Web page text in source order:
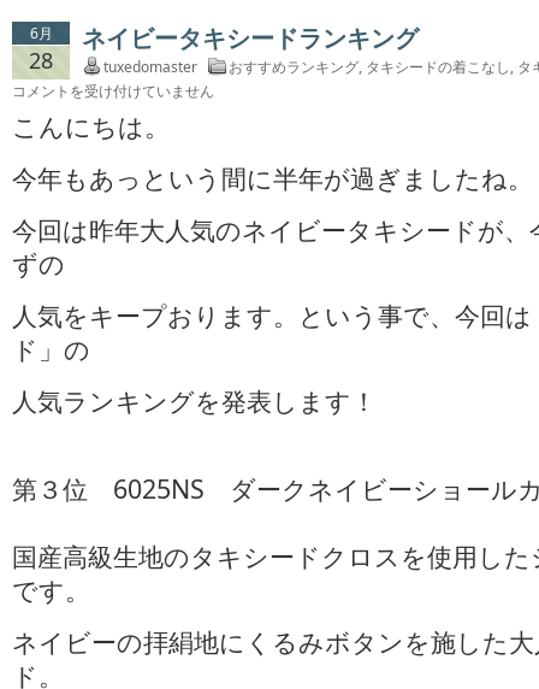
6月
28
ネイビータキシードランキング
tuxedomaster おすすめランキング, タキシードの着こなし, タ
コメントを受け付けていません
こんにちは。
今年もあっという間に半年が過ぎましたね。
今回は昨年大人気のネイビータキシードが
ずの
人気をキープおります。という事で、今回
ド」の
人気ランキングを発表します！
第３位 6025NS ダークネイビーショール
国産高級生地のタキシードクロスを使用し
です。
ネイビーの拝絹地にくるみボタンを施した
ド。